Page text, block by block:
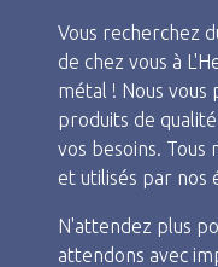
Vous recherchez
de chez vous à
métal ! Nous
produits de
vos besoins. Tous
et utilisés par nos
N'attendez plus
attendons avec